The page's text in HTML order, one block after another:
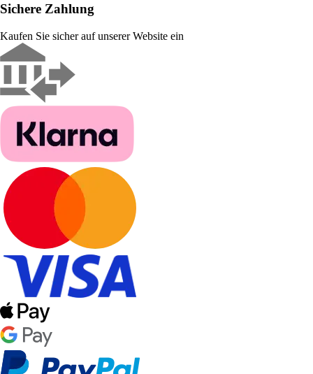
Sichere Zahlung
Kaufen Sie sicher auf unserer Website ein